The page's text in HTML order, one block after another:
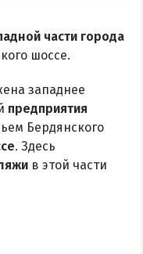
части города
шоссе.
западнее
предприятия
Бердянского
. Здесь
в этой части